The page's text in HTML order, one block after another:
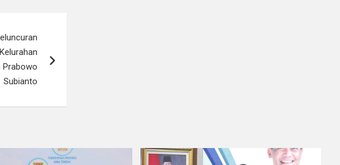
Prabowo
Subianto